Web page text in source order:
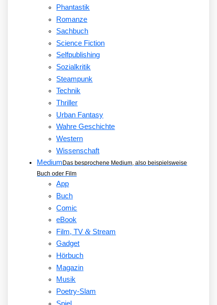
Phantastik
Romanze
Sachbuch
Science Fiction
Selfpublishing
Sozialkritik
Steampunk
Technik
Thriller
Urban Fantasy
Wahre Geschichte
Western
Wissenschaft
Medium Das besprochene Medium, also beispielsweise
Buch oder Film
App
Buch
Comic
eBook
Film, TV&Stream
Gadget
Hörbuch
Magazin
Musik
Poetry-Slam
Spiel